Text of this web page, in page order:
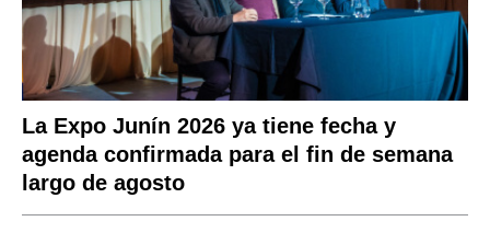
La Expo Junín 2026 ya tiene fecha y
agenda confirmada para el fin de semana
largo de agosto